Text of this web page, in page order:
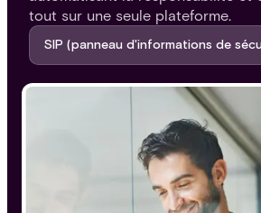
tout sur une seule plateforme.
SIP (panneau d'informations de